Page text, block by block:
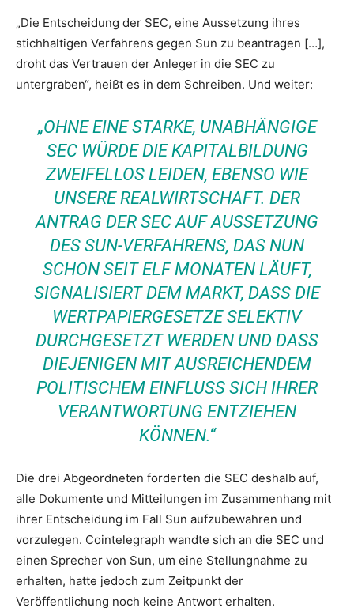
„Die Entscheidung der SEC, eine Aussetzung ihres
stichhaltigen Verfahrens gegen Sun zu beantragen […],
droht das Vertrauen der Anleger in die SEC zu
untergraben“, heißt es in dem Schreiben. Und weiter:
„OHNE EINE STARKE, UNABHÄNGIGE
SEC WÜRDE DIE KAPITALBILDUNG
ZWEIFELLOS LEIDEN, EBENSO WIE
UNSERE REALWIRTSCHAFT. DER
ANTRAG DER SEC AUF AUSSETZUNG
DES SUN-VERFAHRENS, DAS NUN
SCHON SEIT ELF MONATEN LÄUFT,
SIGNALISIERT DEM MARKT, DASS DIE
WERTPAPIERGESETZE SELEKTIV
DURCHGESETZT WERDEN UND DASS
DIEJENIGEN MIT AUSREICHENDEM
POLITISCHEM EINFLUSS SICH IHRER
VERANTWORTUNG ENTZIEHEN
KÖNNEN.“
Die drei Abgeordneten forderten die SEC deshalb auf,
alle Dokumente und Mitteilungen im Zusammenhang mit
ihrer Entscheidung im Fall Sun aufzubewahren und
vorzulegen. Cointelegraph wandte sich an die SEC und
einen Sprecher von Sun, um eine Stellungnahme zu
erhalten, hatte jedoch zum Zeitpunkt der
Veröffentlichung noch keine Antwort erhalten.